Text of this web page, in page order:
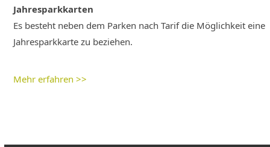
Jahresparkkarten
Es besteht neben dem Parken nach Tarif die Möglichkeit eine
Jahresparkkarte zu beziehen.
Mehr erfahren >>